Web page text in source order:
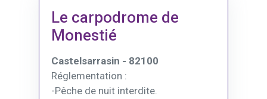
Le carpodrome de
Monestié
Castelsarrasin - 82100
Réglementation :
-Pêche de nuit interdite.